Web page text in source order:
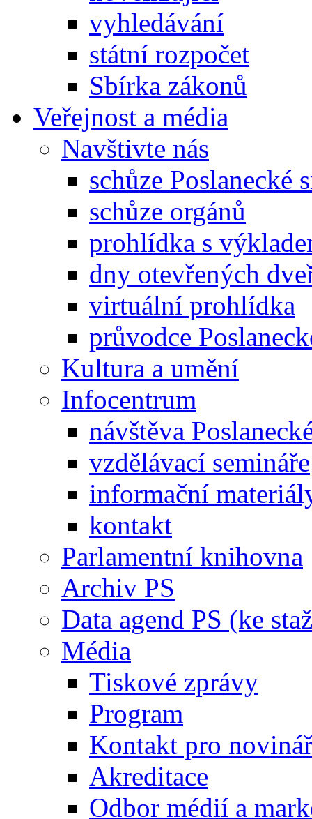
vyhledávání
státní rozpočet
Sbírka zákonů
Veřejnost a média
Navštivte nás
schůze Poslanecké
schůze orgánů
prohlídka s
dny otevřených
virtuální prohlídka
průvodce
Kultura a umění
Infocentrum
návštěva
vzdělávací semináře
informační
kontakt
Parlamentní knihovna
Archiv PS
Data agend PS (ke
Média
Tiskové zprávy
Program
Kontakt pro
Akreditace
Odbor médií a